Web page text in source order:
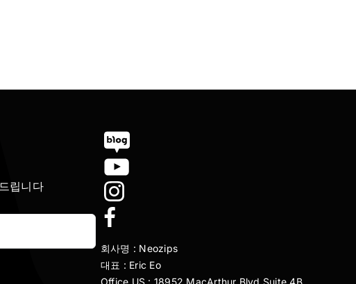
립니다
회사명 : Neozips
대표 : Eric Eo
Office US : 18952 MacArthur Blvd Suite 4B,